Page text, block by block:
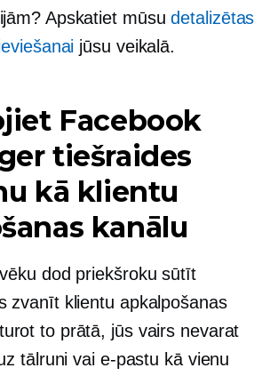
Apskatiet mūsudetalizētas
jūsu veikalā.
Facebook
tiešraides
kā klientu
kanālu
dod priekšroku sūtīt
zvanīt klientu apkalpošanas
to prātā, jūs vairs nevarat
tālruni vai e-pastu kā vienu